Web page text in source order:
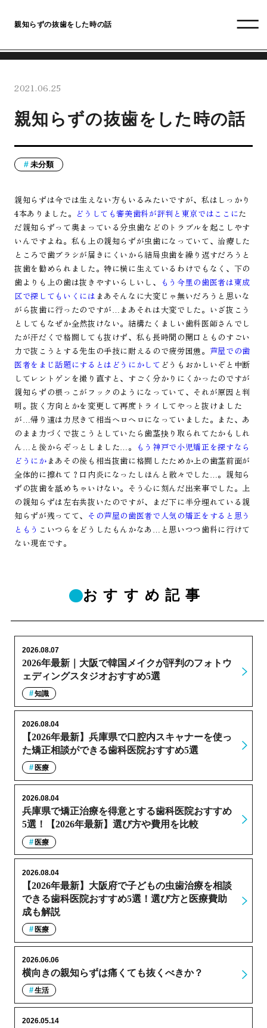
親知らずの抜歯をした時の話
2021.06.25
親知らずの抜歯をした時の話
未分類
親知らずは今では生えない方もいるみたいですが、私はしっかり
4本ありました。 どうしても審美歯科が評判と東京ではここにた
だ親知らずって奥まっている分虫歯などのトラブルを起こしやす
いんですよね。私も上の親知らずが虫歯になっていて、治療した
ところで歯ブラシが届きにくいから結局虫歯を繰り返すだろうと
抜歯を勧められました。特に横に生えているわけでもなく、下の
歯よりも上の歯は抜きやすいらしいし、
もう今里の歯医者は東成
区で探してもいくには まあそんなに大変じゃ無いだろうと思いな
がら抜歯に行ったのですが…まあそれは大変でした。いざ抜こう
としてもなぜか全然抜けない。結構たくましい歯科医師さんでし
たが汗だくで格闘しても抜けず、私も長時間の開口とものすごい
力で抜こうとする先生の手技に耐えるので疲労困憊。 芦屋での歯
医者をまじ話題にするとはどうにかして どうもおかしいぞと中断
してレントゲンを撮り直すと、すごく分かりにくかったのですが
親知らずの根っこがフックのようになっていて、それが原因と判
明。抜く方向とかを変更して再度トライしてやっと抜けました
が…帰り道は力尽きて相当ヘロヘロになっていました。また、あ
のまま力づくで抜こうとしていたら歯茎抉り取られてたかもしれ
ん…と後からぞっとしました…。
もう神戸で小児矯正を探すなら
どうにか まあその後も相当抜歯に格闘したためか上の歯茎前面が
全体的に擦れて？口内炎になったしほんと散々でした…。親知ら
ずの抜歯を舐めちゃいけない。そう心に刻んだ出来事でした。上
の親知らずは左右共抜いたのですが、まだ下に半分埋れている親
知らずが残ってて、
その芦屋の歯医者で人気の矯正をすると思う
ともう こいつらをどうしたもんかなあ…と思いつつ歯科に行けて
ない現在です。
おすすめ記事
2026年最新｜大阪で韓国メイクが評判のフォトウ
ェディングスタジオおすすめ5選
2026.08.07
知識
【2026年最新】兵庫県で口腔内スキャナーを使っ
た矯正相談ができる歯科医院おすすめ5選
2026.08.04
医療
兵庫県で矯正治療を得意とする歯科医院おすすめ
5選！【2026年最新】選び方や費用を比較
2026.08.04
医療
【2026年最新】大阪府で子どもの虫歯治療を相談
できる歯科医院おすすめ5選！選び方と医療費助
成も解説
2026.08.04
医療
横向きの親知らずは痛くても抜くべきか？
2026.06.06
生活
2026.05.14